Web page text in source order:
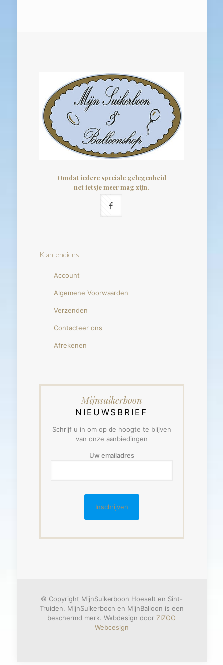
Omdat iedere speciale gelegenheid
net ietsje meer mag zijn.
Klantendienst
Account
Algemene Voorwaarden
Verzenden
Contacteer ons
Afrekenen
Mijnsuikerboon
NIEUWSBRIEF
Schrijf u in om op de hoogte te blijven
van onze aanbiedingen
Uw emailadres
© Copyright MijnSuikerboon Hoeselt en Sint-
Truiden. MijnSuikerboon en MijnBalloon is een
beschermd merk. Webdesign door ZIZOO
Webdesign